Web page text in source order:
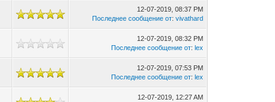
12-07-2019, 08:37 PM
Последнее сообщение от:vivathard
12-07-2019, 08:32 PM
Последнее сообщение от:lex
12-07-2019, 07:53 PM
Последнее сообщение от:lex
12-07-2019, 12:27 AM